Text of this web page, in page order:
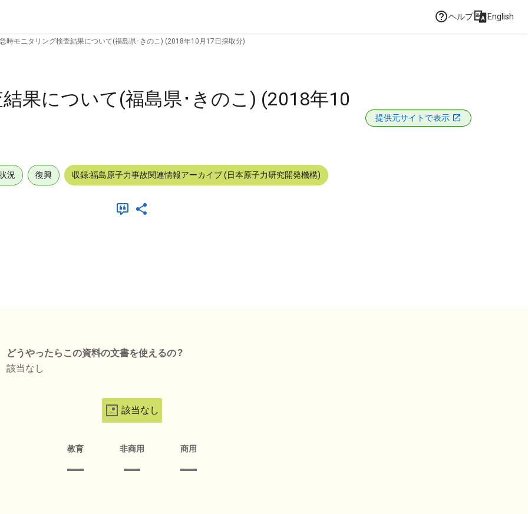
ヘルプ English
時モニタリング検査結果について(福島県･きのこ) (2018年10月17日採取分)
果について(福島県･きのこ) (2018年10
提供元サイトで表示
況 復興 収録:福島原子力事故関連情報アーカイブ (日本原子力研究開発機構)
どうやったらこの資料の文書を使えるの？
該当なし
該当なし
教育 非商用 商用